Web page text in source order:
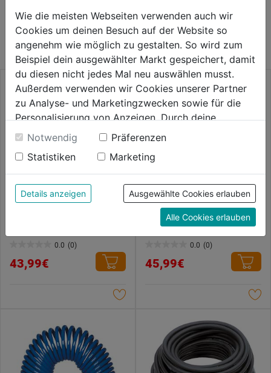
WEITERE PRODUKTE AUS DIESER
KATEGORIE
0.0 (0)
von
43,99€
Druckminderer IG 1/4"
0.0 (0)
von
45,99€
Wie die meisten Webseiten verwenden auch wir
Cookies um deinen Besuch auf der Website so
angenehm wie möglich zu gestalten. So wird zum
Beispiel dein ausgewählter Markt gespeichert, damit
du diesen nicht jedes Mal neu auswählen musst.
Außerdem verwenden wir Cookies unserer Partner
zu Analyse- und Marketingzwecken sowie für die
Personalisierung von Anzeigen. Durch deine
Einwilligung werden die Daten von Drittanbieter,
unter anderem auch in den USA, verarbeitet.
Durch Klick auf "Alle Cookies erlauben" stimmst du
der Verwendung aller Cookies zu. Unter "Details
anzeigen" findest du alle Infos zu den
unterschiedlichen Cookies, unter "Cookies
Konfigurieren" kannst du auswählen, welche Cookies
du zulassen möchtest und welche nicht.
Weitere Informationen findest du in unserer
Datenschutzerklärung.
Notwendig
Präferenzen
Statistiken
Marketing
Details anzeigen Ausgewählte Cookies erlauben
Alle Cookies erlauben